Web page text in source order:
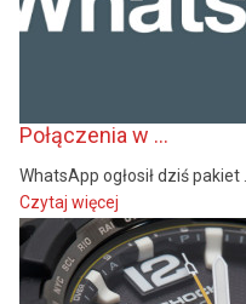
Połączenia w ...
WhatsApp ogłosił dziś pakiet ...
Czytaj więcej